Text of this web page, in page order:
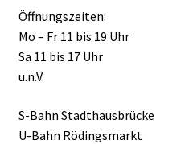
Öffnungszeiten:
Mo – Fr 11 bis 19 Uhr
Sa 11 bis 17 Uhr
u.n.V.
S-Bahn Stadthausbrücke
U-Bahn Rödingsmarkt